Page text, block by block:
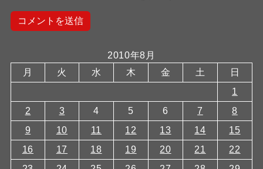
2010年8月
月
火 水 木 金 土
日
1
2
3 4 5 6 7
8
9
10 11 12 13 14
15
16
17 18 19 20 21
22